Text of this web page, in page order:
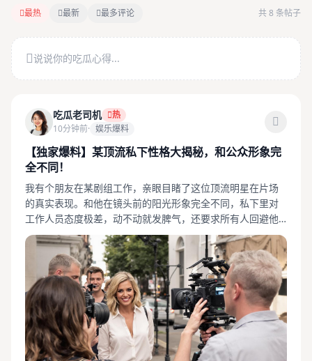
最热 最新 最多评论 共 8 条帖子
说说你的吃瓜心得...
吃瓜老司机
热
10分钟前· 娱乐爆料
【独家爆料】某顶流私下性格大揭秘，和公众形象完
全不同！
我有个朋友在某剧组工作，亲眼目睹了这位顶流明星在片场
的真实表现。和他在镜头前的阳光形象完全不同，私下里对
工作人员态度极差，动不动就发脾气，还要求所有人回避他
的视线...